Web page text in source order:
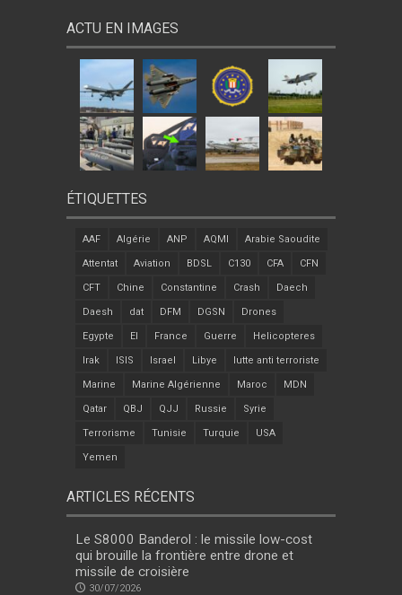
ACTU EN IMAGES
ÉTIQUETTES
AAF Algérie ANP AQMI Arabie Saoudite
Attentat Aviation BDSL C130 CFA CFN
CFT Chine Constantine Crash Daech
Daesh dat DFM DGSN Drones
Egypte EI France Guerre Helicopteres
Irak ISIS Israel Libye lutte anti terroriste
Marine Marine Algérienne Maroc MDN
Qatar QBJ QJJ Russie Syrie
Terrorisme Tunisie Turquie USA
Yemen
ARTICLES RÉCENTS
Le S8000 Banderol : le missile low-cost
qui brouille la frontière entre drone et
missile de croisière
30/07/2026